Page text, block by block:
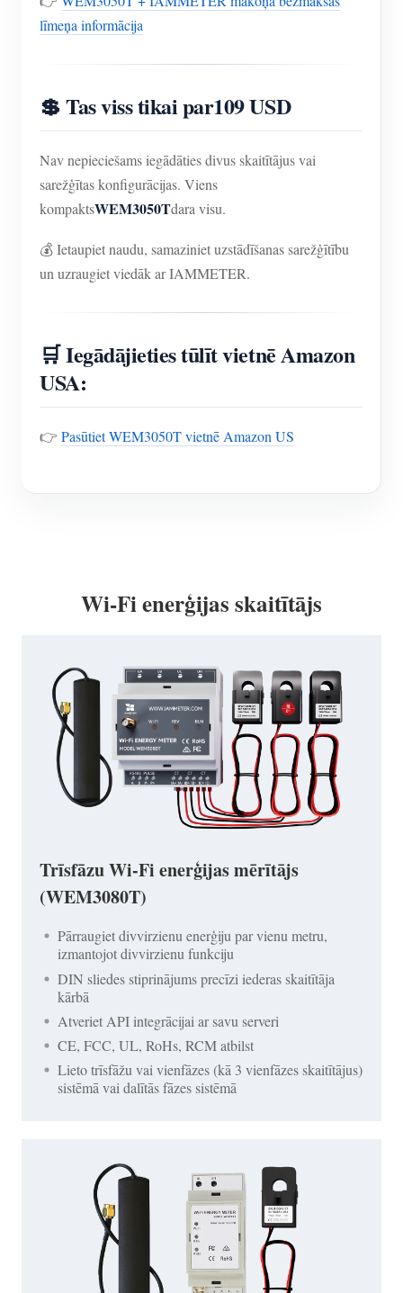
līmeņa informācija
💲 Tas viss tikai par109 USD
Nav nepieciešams iegādāties divus skaitītājus vai
sarežģītas konfigurācijas. Viens
kompaktsWEM3050Tdara visu.
💰 Ietaupiet naudu, samaziniet uzstādīšanas sarežģītību
un uzraugiet viedāk ar IAMMETER.
🛒 Iegādājieties tūlīt vietnē Amazon
USA:
👉 Pasūtiet WEM3050T vietnē Amazon US
Wi-Fi enerģijas skaitītājs
Trīsfāzu Wi-Fi enerģijas mērītājs
(WEM3080T)
Pārraugiet divvirzienu enerģiju par vienu metru,
izmantojot divvirzienu funkciju
DIN sliedes stiprinājums precīzi iederas skaitītāja
kārbā
Atveriet API integrācijai ar savu serveri
CE, FCC, UL, RoHs, RCM atbilst
Lieto trīsfāžu vai vienfāzes (kā 3 vienfāzes skaitītājus)
sistēmā vai dalītās fāzes sistēmā